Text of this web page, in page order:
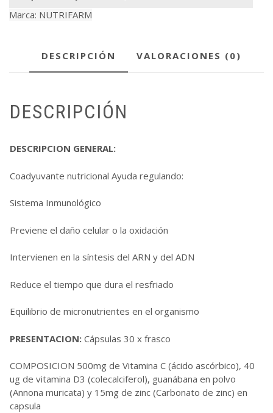
Marca: NUTRIFARM
DESCRIPCIÓN VALORACIONES (0)
DESCRIPCIÓN
DESCRIPCION GENERAL:
Coadyuvante nutricional Ayuda regulando:
Sistema Inmunológico
Previene el daño celular o la oxidación
Intervienen en la síntesis del ARN y del ADN
Reduce el tiempo que dura el resfriado
Equilibrio de micronutrientes en el organismo
PRESENTACION: Cápsulas 30 x frasco
COMPOSICION 500mg de Vitamina C (ácido ascórbico), 40
ug de vitamina D3 (colecalciferol), guanábana en polvo
(Annona muricata) y 15mg de zinc (Carbonato de zinc) en
capsula